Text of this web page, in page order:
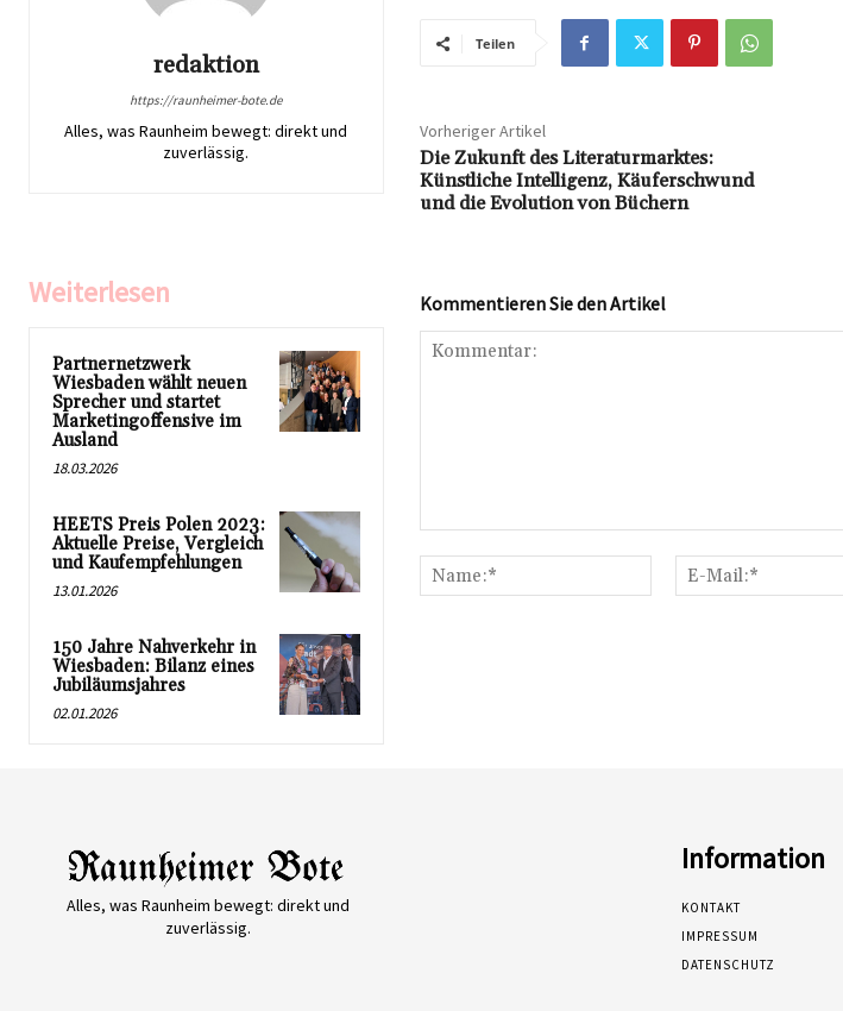
redaktion
https://raunheimer-bote.de
Alles, was Raunheim bewegt: direkt und
zuverlässig.
Teilen
Vorheriger Artikel
Die Zukunft des Literaturmarktes:
Künstliche Intelligenz, Käuferschwund
und die Evolution von Büchern
Weiterlesen
Partnernetzwerk
Wiesbaden wählt neuen
Sprecher und startet
Marketingoffensive im
Ausland
18.03.2026
HEETS Preis Polen 2023:
Aktuelle Preise, Vergleich
und Kaufempfehlungen
13.01.2026
150 Jahre Nahverkehr in
Wiesbaden: Bilanz eines
Jubiläumsjahres
02.01.2026
Kommentieren Sie den Artikel
Name:*
Alles, was Raunheim bewegt: direkt und
zuverlässig.
Information
KONTAKT
IMPRESSUM
DATENSCHUTZ